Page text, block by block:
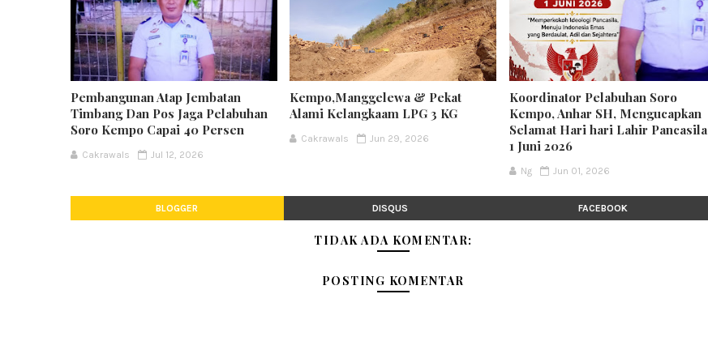
Pembangunan Atap Jembatan
Timbang Dan Pos Jaga Pelabuhan
Soro Kempo Capai 40 Persen
Cakrawals Jul 12, 2026
Kempo,Manggelewa & Pekat
Alami Kelangkaam LPG 3 KG
Cakrawals Jun 29, 2026
Koordinator Pelabuhan Soro
Kempo, Anhar SH, Mengucapkan
Selamat Hari hari Lahir Pancasila
1 Juni 2026
Ng Jun 01, 2026
BLOGGER DISQUS FACEBOOK
TIDAK ADA KOMENTAR:
POSTING KOMENTAR